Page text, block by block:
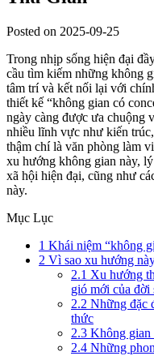
Posted on 2025-09-25
Trong nhịp sống hiện đại
cầu tìm kiếm những không
tâm trí và kết nối lại với
thiết kế “không gian có
ngày càng được ưa chuộng
nhiều lĩnh vực như kiến
thậm chí là văn phòng làm
xu hướng không gian này,
xã hội hiện đại, cũng như
này.
Mục Lục
1 Khái niệm “không
2 Vì sao xu hướng
2.1 Xu hướng
gió mới của đời
2.2 Những đặc
thức
2.3 Không gian
2.4 Những